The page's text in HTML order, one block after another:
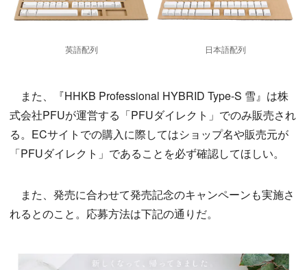
英語配列 日本語配列
また、『HHKB Professional HYBRID Type-S 雪』は株
式会社PFUが運営する「PFUダイレクト」でのみ販売され
る。ECサイトでの購入に際してはショップ名や販売元が
「PFUダイレクト」であることを必ず確認してほしい。
また、発売に合わせて発売記念のキャンペーンも実施さ
れるとのこと。応募方法は下記の通りだ。